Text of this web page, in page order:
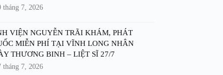
tháng 7, 2026
VIỆN NGUYỄN TRÃI KHÁM, PHÁT
MIỄN PHÍ TẠI VĨNH LONG NHÂN
THƯƠNG BINH – LIỆT SĨ 27/7
tháng 7, 2026